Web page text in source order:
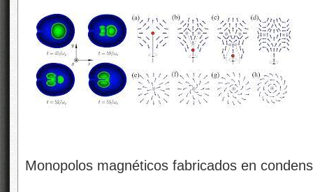
Monopolos magnéticos fabricados en